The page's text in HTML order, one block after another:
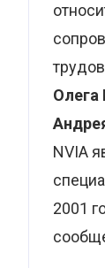
NVIA
2001